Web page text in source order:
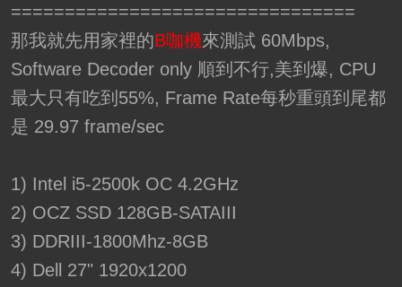
================================
那我就先用家裡的B咖機來測試 60Mbps,
Software Decoder only 順到不行,美到爆, CPU
最大只有吃到55%, Frame Rate每秒重頭到尾都
是 29.97 frame/sec
1) Intel i5-2500k OC 4.2GHz
2) OCZ SSD 128GB-SATAIII
3) DDRIII-1800Mhz-8GB
4) Dell 27" 1920x1200